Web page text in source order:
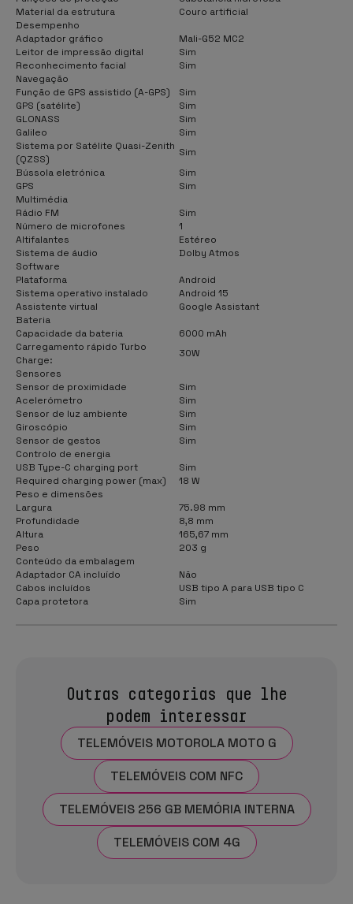
Material da estrutura
Couro artificial
Desempenho
Adaptador gráfico
Mali-G52 MC2
Leitor de impressão digital
Sim
Reconhecimento facial
Sim
Navegação
Função de GPS assistido (A-GPS)
Sim
GPS (satélite)
Sim
GLONASS
Sim
Galileo
Sim
Sistema por Satélite Quasi-Zenith
(QZSS)
Sim
Bússola eletrónica
Sim
GPS
Sim
Multimédia
Rádio FM
Sim
Número de microfones
1
Altifalantes
Estéreo
Sistema de áudio
Dolby Atmos
Software
Plataforma
Android
Sistema operativo instalado
Android 15
Assistente virtual
Google Assistant
Bateria
Capacidade da bateria
6000 mAh
Carregamento rápido Turbo
Charge:
30W
Sensores
Sensor de proximidade
Sim
Acelerómetro
Sim
Sensor de luz ambiente
Sim
Giroscópio
Sim
Sensor de gestos
Sim
Controlo de energia
USB Type-C charging port
Sim
Required charging power (max)
18 W
Peso e dimensões
Largura
75.98 mm
Profundidade
8,8 mm
Altura
165,67 mm
Peso
203 g
Conteúdo da embalagem
Adaptador CA incluído
Não
Cabos incluídos
USB tipo A para USB tipo C
Capa protetora
Sim
Outras categorias que lhe
podem interessar
TELEMÓVEIS MOTOROLA MOTO G
TELEMÓVEIS COM NFC
TELEMÓVEIS 256 GB MEMÓRIA INTERNA
TELEMÓVEIS COM 4G